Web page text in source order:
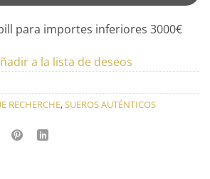
para importes inferiores 3000€
a la lista de deseos
RECHERCHE,SUEROS AUTÉNTICOS